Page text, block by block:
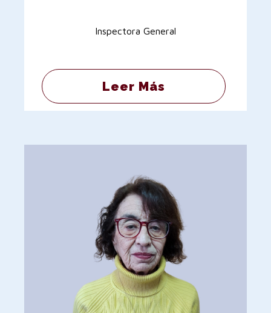
Inspectora General
Leer Más